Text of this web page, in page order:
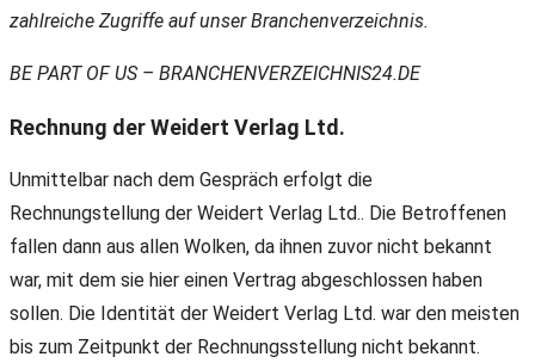
zahlreiche Zugriffe auf unser Branchenverzeichnis.
BE PART OF US – BRANCHENVERZEICHNIS24.DE
Rechnung der Weidert Verlag Ltd.
Unmittelbar nach dem Gespräch erfolgt die
Rechnungstellung der Weidert Verlag Ltd.. Die Betroffenen
fallen dann aus allen Wolken, da ihnen zuvor nicht bekannt
war, mit dem sie hier einen Vertrag abgeschlossen haben
sollen. Die Identität der Weidert Verlag Ltd. war den meisten
bis zum Zeitpunkt der Rechnungsstellung nicht bekannt.